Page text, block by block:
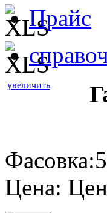
Прайс
увеличить
Цена: